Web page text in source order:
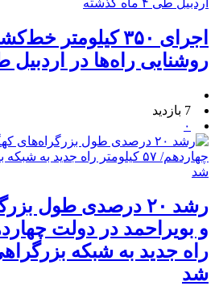
روشنایی راه‌ها در اردبیل طی ۴ ماه
7 بازدید
۰
رشد ۲۰ درصدی طول
راه جدید به شبکه
شد